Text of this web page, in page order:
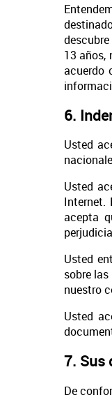
13 años,
acuerdo
6.
Usted
Usted
Internet.
acepta
Usted
sobre
nuestro
Usted
7. Sus
De